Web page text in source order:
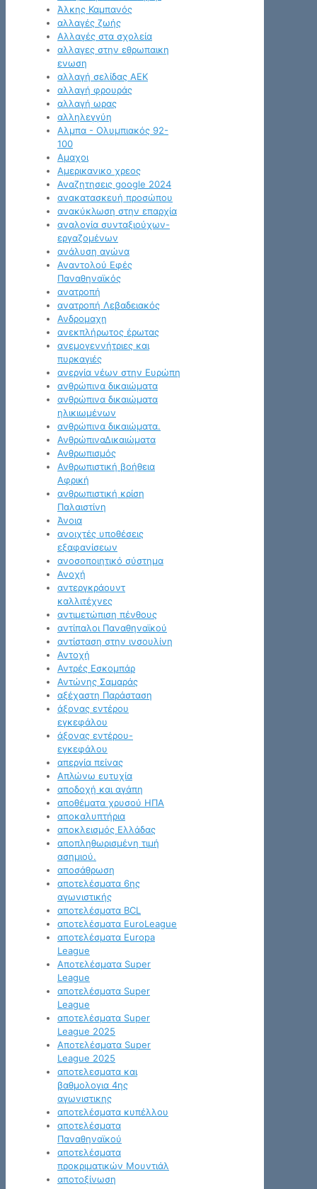
Άλκης Καμπανός
αλλαγές ζωής
Αλλαγές στα σχολεία
αλλαγες στην εθρωπαικη
ενωση
αλλαγή σελίδας ΑΕΚ
αλλαγή φρουράς
αλλαγή ωρας
αλληλεγγύη
Αλμπα - Ολυμπιακός 92-
100
Αμαχοι
Αμερικανικο χρεος
Αναζητησεις google 2024
ανακατασκευή προσώπου
ανακύκλωση στην επαρχία
αναλογία συνταξιούχων-
εργαζομένων
ανάλυση αγώνα
Αναντολού Εφές
Παναθηναϊκός
ανατροπή
ανατροπή Λεβαδειακός
Ανδρομαχη
ανεκπλήρωτος έρωτας
ανεμογεννήτριες και
πυρκαγιές
ανεργία νέων στην Ευρώπη
ανθρώπινα δικαιώματα
ανθρώπινα δικαιώματα
ηλικιωμένων
ανθρώπινα δικαιώματα.
ΑνθρώπιναΔικαιώματα
Ανθρωπισμός
Ανθρωπιστική βοήθεια
Αφρική
ανθρωπιστική κρίση
Παλαιστίνη
Άνοια
ανοιχτές υποθέσεις
εξαφανίσεων
ανοσοποιητικό σύστημα
Ανοχή
αντεργκράουντ
καλλιτέχνες
αντιμετώπιση πένθους
αντίπαλοι Παναθηναϊκού
αντίσταση στην ινσουλίνη
Αντοχή
Αντρές Εσκομπάρ
Αντώνης Σαμαράς
αξέχαστη Παράσταση
άξονας εντέρου
εγκεφάλου
άξονας εντέρου-
εγκεφάλου
απεργία πείνας
Απλώνω ευτυχία
αποδοχή και αγάπη
αποθέματα χρυσού ΗΠΑ
αποκαλυπτήρια
αποκλεισμός Ελλάδας
αποπληθωρισμένη τιμή
ασημιού.
αποσάθρωση
αποτελέσματα 6ης
αγωνιστικής
αποτελέσματα BCL
αποτελέσματα EuroLeague
αποτελέσματα Europa
League
Αποτελέσματα Super
League
αποτελέσματα Super
League
αποτελέσματα Super
League 2025
Αποτελέσματα Super
League 2025
αποτελεσματα και
βαθμολογια 4ης
αγωνιστικης
αποτελέσματα κυπέλλου
αποτελέσματα
Παναθηναϊκού
αποτελέσματα
προκριματικών Μουντιάλ
αποτοξίνωση